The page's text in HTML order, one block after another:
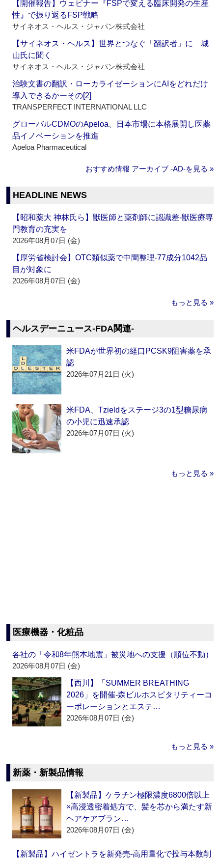
【開催報告】ウェビナー『FSPで変える臨床開発の生産
性』で振り返るFSP戦略
サイネオス・ヘルス・ジャパン株式会社
【サイネオス・ヘルス】世界とつなぐ「翻訳者」に 城
山氏に聞く
サイネオス・ヘルス・ジャパン株式会社
治験文書の翻訳・ローカライゼーションにAIをどれだけ
導入できるかーその[2]
TRANSPERFECT INTERNATIONAL LLC
グローバルCDMOのApeloa、日本市場に本格展開し医薬
品イノベーションを推進
Apeloa Pharmaceutical
おすすめ情報 アーカイブ ‐AD‐を見る »
HEADLINE NEWS
【昭和薬大 神林氏ら】獣医師と薬剤師に認識差‐獣医療専
門教育の充実を
2026年08月07日 (金)
【厚労省検討会】OTC類似薬で中間整理‐77成分1042品
目が対象に
2026年08月07日 (金)
もっと見る »
ヘルスデーニュース‐FDA関連‐
米FDAが世界初の経口PCSK9阻害薬を承
認
2026年07月21日 (火)
米FDA、Tzieldをステージ3の1型糖尿病
の小児に迅速承認
2026年07月07日 (火)
もっと見る »
医療機器・化粧品
各社の「令和8年熊本地震」被災地への支援（順位不動）
2026年08月07日 (金)
【西川】「SUMMER BREATHING
2026」を開催‐森ビルホスピタリティーコ
ーポレーションとエステ…
2026年08月07日 (金)
もっと見る »
新薬・新製品情報
【新製品】ケラチン極限濃度6800倍以上
×高浸透密着処方で、髪を芯から満たす新
ヘアケアブラン…
2026年08月07日 (金)
【新製品】ハイゼントラを新発売‐高用量化で投与本数削